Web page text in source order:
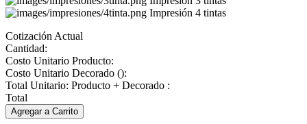
Impresión 4 tintas
Cotización Actual
Cantidad:
Costo Unitario Producto:
Costo Unitario Decorado ():
Total Unitario: Producto + Decorado :
Total
Agregar a Carrito